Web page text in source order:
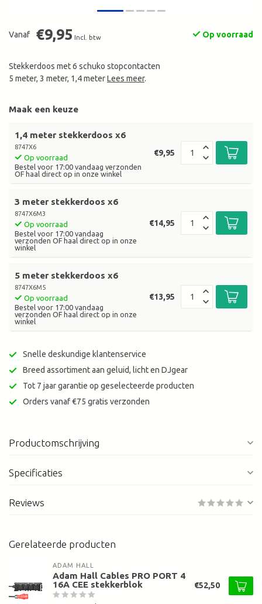
Vanaf €9,95 Incl. btw Op voorraad
Stekkerdoos met 6 schuko stopcontacten
5 meter, 3 meter, 1,4 meterLees meer.
Maak een keuze
1,4 meter stekkerdoos x6
8747X6
Op voorraad
Bestel voor 17:00 vandaag verzonden
OF haal direct op in onze winkel
€9,95
3 meter stekkerdoos x6
8747X6M3
Op voorraad
Bestel voor 17:00 vandaag
verzonden OF haal direct op in onze
winkel
€14,95
5 meter stekkerdoos x6
8747X6M5
Op voorraad
Bestel voor 17:00 vandaag
verzonden OF haal direct op in onze
winkel
€13,95
Snelle deskundige klantenservice
Breed assortiment aan geluid, licht en DJgear
Tot 7 jaar garantie op geselecteerde producten
Orders vanaf €75 gratis verzonden
Productomschrijving
Specificaties
Reviews
Gerelateerde producten
ADAM HALL
Adam Hall Cables PRO PORT 4
16A CEE stekkerblok
€52,50